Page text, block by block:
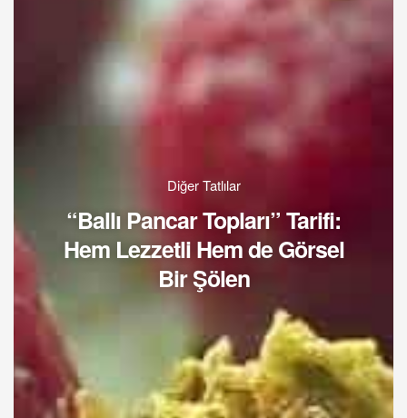
Diğer Tatlılar
“Ballı Pancar Topları” Tarifi:
Hem Lezzetli Hem de Görsel
Bir Şölen